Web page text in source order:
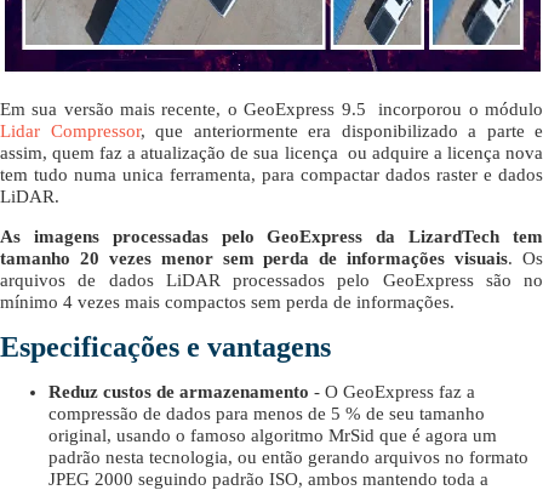
Em sua versão mais recente, o GeoExpress 9.5 incorporou o módulo
Lidar Compressor, que anteriormente era disponibilizado a parte e
assim, quem faz a atualização de sua licença ou adquire a licença nova
tem tudo numa unica ferramenta, para compactar dados raster e dados
LiDAR.
As imagens processadas pelo GeoExpress da LizardTech tem
tamanho 20 vezes menor sem perda de informações visuais. Os
arquivos de dados LiDAR processados pelo GeoExpress são no
mínimo 4 vezes mais compactos sem perda de informações.
Especificações e vantagens
Reduz custos de armazenamento - O GeoExpress faz a
compressão de dados para menos de 5 % de seu tamanho
original, usando o famoso algoritmo MrSid que é agora um
padrão nesta tecnologia, ou então gerando arquivos no formato
JPEG 2000 seguindo padrão ISO, ambos mantendo toda a